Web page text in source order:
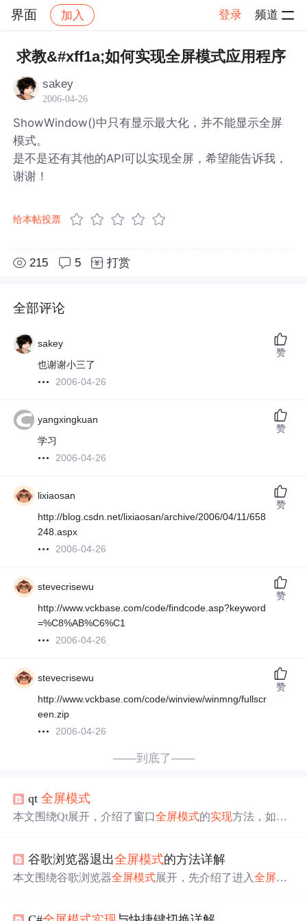
界面 加入 登录 频道
社区 界面 帖子详情
求教&#xff1a;如何实现全屏模式应用程序
sakey
2006-04-26
ShowWindow()中只有显示最大化，并不能显示全屏
模式。
是不是还有其他的API可以实现全屏，希望能告诉我，
谢谢！
给本帖投票
215 5 打赏
全部评论
sakey
也谢谢小三了
2006-04-26
赞
yangxingkuan
学习
2006-04-26
赞
lixiaosan
http://blog.csdn.net/lixiaosan/archive/2006/04/11/658
248.aspx
2006-04-26
赞
stevecrisewu
http://www.vckbase.com/code/findcode.asp?keyword
=%C8%AB%C6%C1
2006-04-26
赞
stevecrisewu
http://www.vckbase.com/code/winview/winmng/fullscr
een.zip
2006-04-26
赞
——到底了——
qt全屏模式
本文围绕Qt展开，介绍了窗口全屏模式的实现方法，如使
探讨了非模态窗口和模态对话框的差异，最后说明了在Qt
中设置应用程序窗口全屏打开的方法及注意事项。
谷歌浏览器退出全屏模式的方法详解
本文围绕谷歌浏览器全屏模式展开，先介绍了进入全屏模